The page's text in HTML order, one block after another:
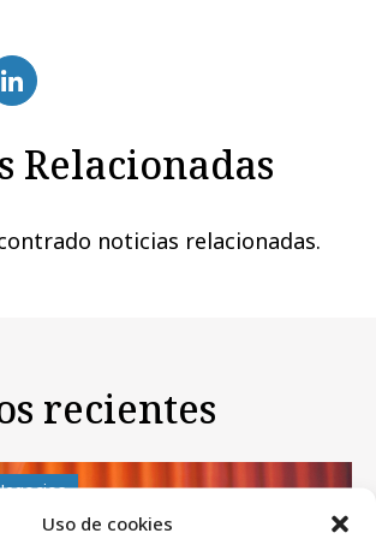
Uso de cookies
Relacionadas
noticias relacionadas.
recientes